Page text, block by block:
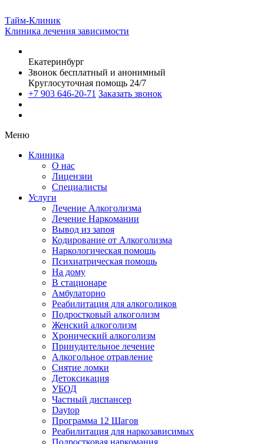
Тайм-Клиник
Клиника лечения зависимости
Екатеринбург
Звонок бесплатный и анонимный
Круглосуточная помощь 24/7
+7 903 646-20-71 Заказать звонок
Меню
Клиника
О нас
Лицензии
Специалисты
Услуги
Лечение Алкоголизма
Лечение Наркомании
Вывод из запоя
Кодирование от Алкоголизма
Наркологическая помощь
Психиатрическая помощь
На дому
В стационаре
Амбулаторно
Реабилитация для алкоголиков
Подростковый алкоголизм
Женский алкоголизм
Хронический алкоголизм
Принудительное лечение
Алкогольное отравление
Снятие ломки
Детоксикация
УБОД
Частный диспансер
Daytop
Программа 12 Шагов
Реабилитация для наркозависимых
Подростковая наркомания